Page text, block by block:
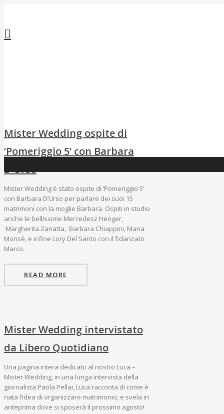
Mister Wedding ospite di
‘Pomeriggio 5’ con Barbara
D’Urso
Mister Wedding è stato ospite di ‘Pomeriggio 5’
con Barbara D’Urso per parlare dei suoi 15
matrimoni con la moglie Barbara. Ospiti in studio
anche le bellissime Mercedesz Henger,
Margherita Zanatta, Barbara Chiappini, Maria
Monsè, e infine Lory Del Santo con il fidanzato
Marco.
READ MORE
Mister Wedding intervistato
da Libero Quotidiano
Una pagina intera dedicato al nostro Luca –
Mister Wedding, in una lunga intervista della
giornalista Paola Pellai, Luca racconta di come è
nata l’idea di organizzare matrimonio, e svela in
anteprima dove si sposerà il prossimo agosto!